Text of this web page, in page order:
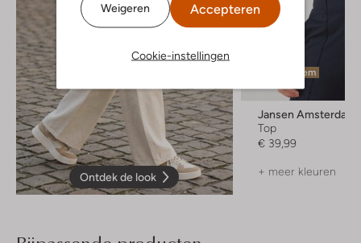
Weigeren Accepteren
Cookie-instellingen
Ontdek de look
Laatste item
Jansen Amsterdam
Top
€ 39,99
+ meer kleuren